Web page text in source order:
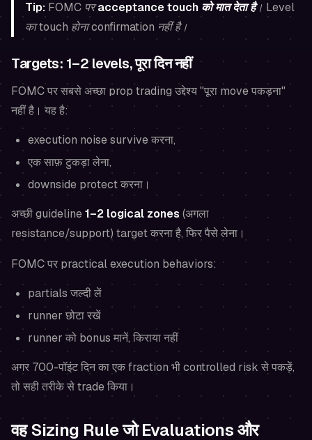
Tip: FOMC परacceptance touch को मात देता है। Level
का touch होना confirmation नहीं है।
Targets: 1–2 levels, पूरा दिन नहीं
FOMC पर सबसे अच्छा prop trading उद्देश्य "पूरा move पकड़ना"
नहीं है। यह है:
execution noise survive करना,
एक साफ़ टुकड़ा लेना,
downside protect करना।
अच्छी guideline1–2 logical zones(अगला
resistance/support) target करना है, फिर पैसे लेना।
FOMC पर practical execution behaviors:
partials जल्दी लें
runner छोटा रखें
runner को bonus मानें, किराया नहीं
अगर 700-पॉइंट दिन का एक fraction भी controlled risk से पकड़ें,
तो सही तरीके से trade किया।
वह Sizing Rule जो Evaluations और